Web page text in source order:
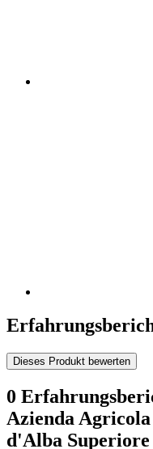
Dieses Produkt bewerten
0
Azienda
d'Alba Superiore